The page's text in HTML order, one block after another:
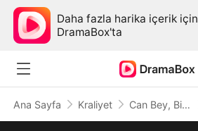
Daha fazla harika içerik için
DramaBox'ta
Ana Sayfa Kraliyet Can Bey, Bir Daha Asla